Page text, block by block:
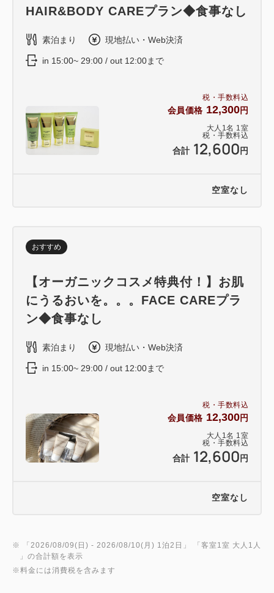
税・手数料込
会員価格 12,300円
大人 1 名 1 室
税・手数料込
合計 12,600 円
HAIR&BODY CAREプラン◆食事なし
素泊まり 現地払い・Web決済
in 15:00~ 29:00 / out 12:00まで
空室なし
税・手数料込
会員価格 12,300円
大人 1 名 1 室
税・手数料込
合計 12,600 円
おすすめ
【オーガニックコスメ特典付！】お肌
にうるおいを。。。FACE CAREプラ
ン◆食事なし
素泊まり 現地払い・Web決済
in 15:00~ 29:00 / out 12:00まで
空室なし
※ 「 2026/08/09(日) - 2026/08/10(月) 1泊2日 」 「客室1室 大人1人
」の合計額を表示
※料金には消費税を含みます